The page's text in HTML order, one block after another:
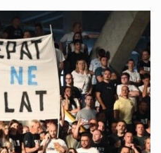
i pretplate" />